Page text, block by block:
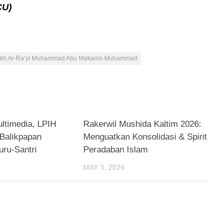
Ar-Ra’yi Muhammad Abu Makarim Muhammad
LPIH
Santri
Rakerwil Mushida Kaltim 2026:
Menguatkan Konsolidasi & Spirit
Peradaban Islam
MAY 3, 2026